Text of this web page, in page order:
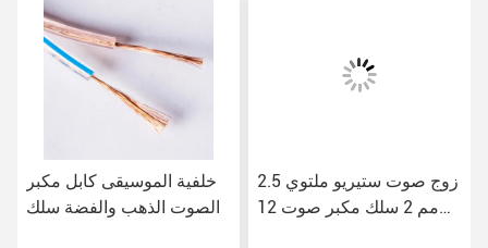
خلفية الموسيقى كابل مكبر
الصوت الذهب والفضة سلك
زوج صوت ستيريو ملتوي 2.5
مم 2 سلك مكبر صوت 12